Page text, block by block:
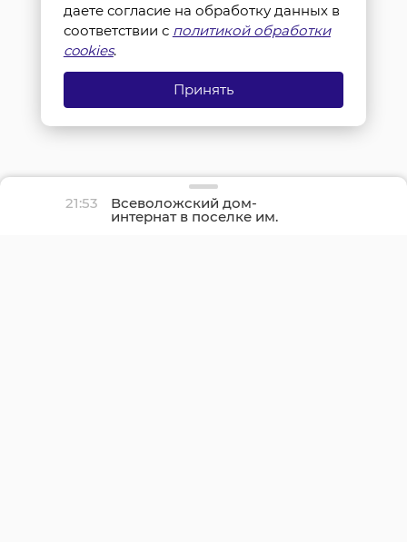
21:53 Всеволожский дом-
интернат в поселке им.
Свердлова полностью
даете согласие на обработку данных в
соответствии с политикой обработки
cookies.
Принять